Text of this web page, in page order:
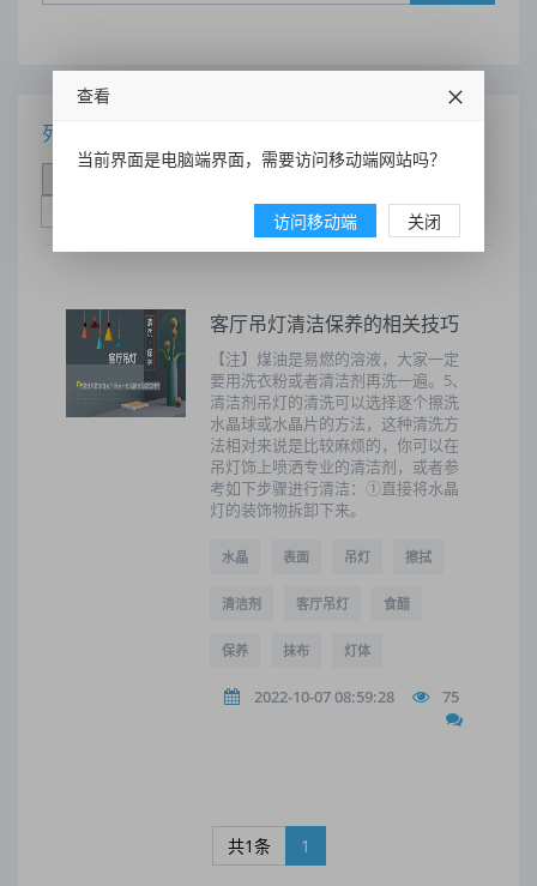
列表
客厅吊灯清洁保养的相关技巧
【注】煤油是易燃的溶液，大家一定
要用洗衣粉或者清洁剂再洗一遍。5、
清洁剂吊灯的清洗可以选择逐个擦洗
水晶球或水晶片的方法，这种清洗方
法相对来说是比较麻烦的，你可以在
吊灯饰上喷洒专业的清洁剂，或者参
考如下步骤进行清洁：①直接将水晶
灯的装饰物拆卸下来。
水晶 表面 吊灯 擦拭
清洁剂 客厅吊灯 食醋
保养 抹布 灯体
2022-10-07 08:59:28 75
共1条 1
查看
当前界面是电脑端界面，需要访问移动端网站吗？
访问移动端 关闭